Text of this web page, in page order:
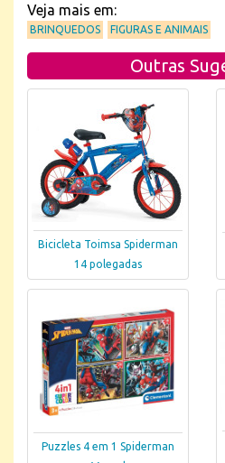
Veja mais em:
BRINQUEDOS FIGURAS E ANIMAIS
Outras
Bicicleta Toimsa Spiderman
14 polegadas
Puzzles 4 em 1 Spiderman